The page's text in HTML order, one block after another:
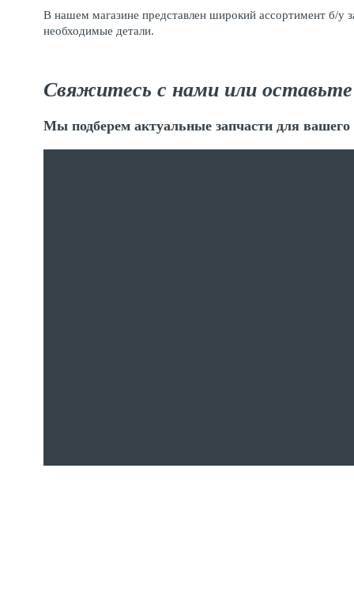
В нашем магазине представлен широкий ассортимент б/у
необходимые детали.
Свяжитесь с нами или оставьте
Мы подберем актуальные запчасти для вашего